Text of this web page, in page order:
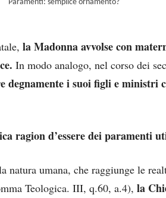
Paramenti: semplice ornamento?
la Madonna avvolse con
In modo analogo, nel corso dei
degnamente i suoi figli e ministri
ragion d’essere dei paramenti
natura umana, che raggiunge le
Teologica. III, q.60, a.4), la